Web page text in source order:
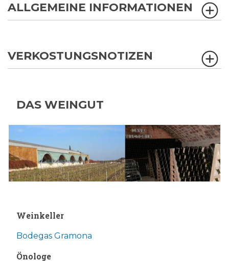
ALLGEMEINE INFORMATIONEN
VERKOSTUNGSNOTIZEN
DAS WEINGUT
Weinkeller
Bodegas Gramona
Önologe